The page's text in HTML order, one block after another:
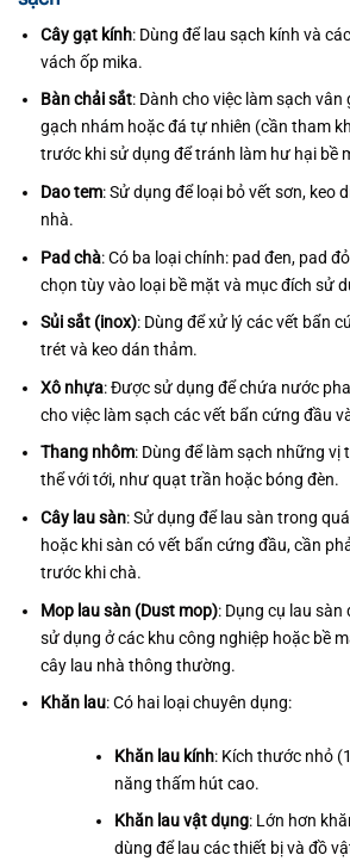
Cây gạt kính: Dùng để lau sạch kính và
vách ốp mika.
Bàn chải sắt: Dành cho việc làm sạch vân
gạch nhám hoặc đá tự nhiên (cần tham
trước khi sử dụng để tránh làm hư hại bề
Dao tem: Sử dụng để loại bỏ vết sơn, keo
nhà.
Pad chà: Có ba loại chính: pad đen, pad
chọn tùy vào loại bề mặt và mục đích sử
Sủi sắt (inox): Dùng để xử lý các vết bẩn
trét và keo dán thảm.
Xô nhựa: Được sử dụng để chứa nước
cho việc làm sạch các vết bẩn cứng đầu
Thang nhôm: Dùng để làm sạch những vị
thể với tới, như quạt trần hoặc bóng đèn.
Cây lau sàn: Sử dụng để lau sàn trong
hoặc khi sàn có vết bẩn cứng đầu, cần
trước khi chà.
Mop lau sàn (Dust mop): Dụng cụ lau
sử dụng ở các khu công nghiệp hoặc bề
cây lau nhà thông thường.
Khăn lau: Có hai loại chuyên dụng:
Khăn lau kính: Kích thước nhỏ
năng thấm hút cao.
Khăn lau vật dụng: Lớn hơn
dùng để lau các thiết bị và đồ